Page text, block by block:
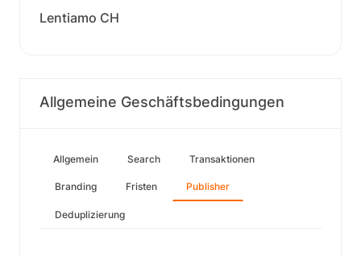
Lentiamo CH
Allgemeine Geschäftsbedingungen
Allgemein Search Transaktionen
Branding Fristen Publisher
Deduplizierung